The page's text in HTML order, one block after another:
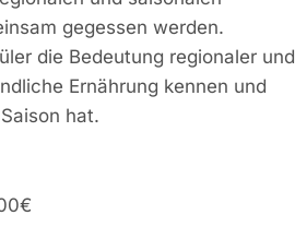
gegessen werden.
die Bedeutung regionaler und
Ernährung kennen und
hat.